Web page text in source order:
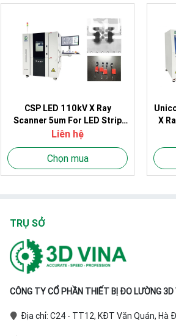
CSP LED 110kV X Ray
Scanner 5um For LED Strip
PCBA Soldering
Liên hệ
Chọn mua
X
TRỤ SỞ
CÔNG TY CỔ PHẦN THIẾT BỊ ĐO LƯỜNG 3D
Địa chỉ: C24 - TT12, KĐT Văn Quán, Hà